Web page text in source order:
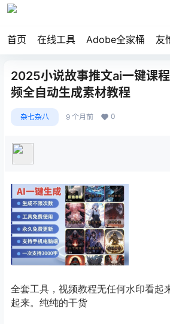
首页 在线工具 Adobe全家桶 友
2025小说故事推文ai一键课
频全自动生成素材教程
杂七杂八 9 个月前 0
全套工具，视频教程无任何水印看起
起来。纯纯的干货